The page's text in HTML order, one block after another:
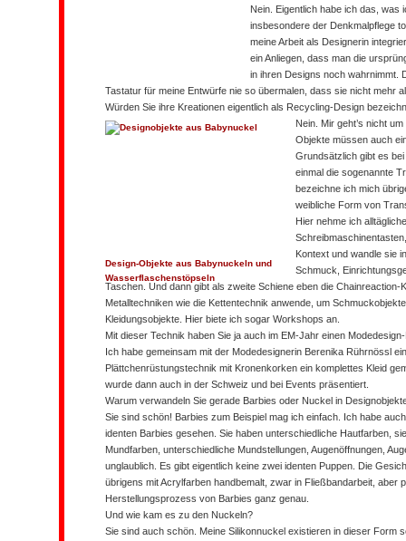
Nein. Eigentlich habe ich das, was
insbesondere der Denkmalpflege
meine Arbeit als Designerin
ein Anliegen, dass man die
in ihren Designs noch wahrnimmt.
Tastatur für meine Entwürfe nie so übermalen, dass sie nicht mehr
Würden Sie ihre Kreationen eigentlich als Recycling-Design
Design-Objekte aus Babynuckeln und
Wasserflaschenstöpseln
Nein. Mir geht’s nicht
Objekte müssen auch
Grundsätzlich gibt es
einmal die sogenannte
bezeichne ich mich
weibliche Form von
Hier nehme ich
Kontext und wandle sie
Schmuck,
Taschen. Und dann gibt als zweite Schiene eben die Chainreaction-
Metalltechniken wie die Kettentechnik anwende, um
Kleidungsobjekte. Hier biete ich sogar Workshops an.
Mit dieser Technik haben Sie ja auch im EM-Jahr einen
Ich habe gemeinsam mit der Modedesignerin Berenika Rührnössl
Plättchenrüstungstechnik mit Kronenkorken ein komplettes Kleid
wurde dann auch in der Schweiz und bei Events präsentiert.
Warum verwandeln Sie gerade Barbies oder Nuckel in
Sie sind schön! Barbies zum Beispiel mag ich einfach. Ich habe
identen Barbies gesehen. Sie haben unterschiedliche Hautfarben,
Mundfarben, unterschiedliche Mundstellungen, Augenöffnungen,
unglaublich. Es gibt eigentlich keine zwei identen Puppen. Die
übrigens mit Acrylfarben handbemalt, zwar in Fließbandarbeit, aber
Herstellungsprozess von Barbies ganz genau.
Und wie kam es zu den Nuckeln?
Sie sind auch schön. Meine Silikonnuckel existieren in dieser Form